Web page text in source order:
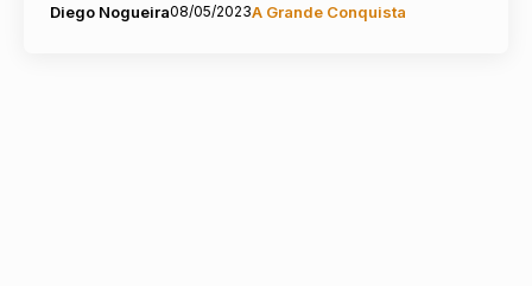
Diego Nogueira08/05/2023A Grande Conquista